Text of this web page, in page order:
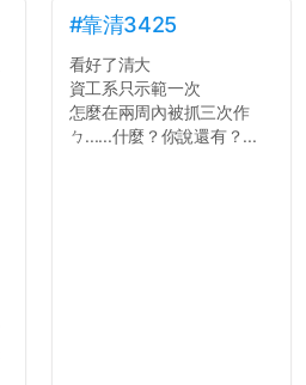
#靠清3425
看好了清大
資工系只示範一次
怎麼在兩周內被抓三次作
ㄅ......什麼？你說還有？...